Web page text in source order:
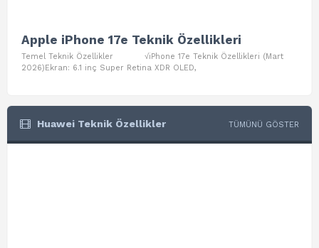
Apple iPhone 17e Teknik Özellikleri
Temel Teknik Özellikler √iPhone 17e Teknik Özellikleri (Mart
2026)Ekran: 6.1 inç Super Retina XDR OLED,
Huawei Teknik Özellikler TÜMÜNÜ GÖSTER